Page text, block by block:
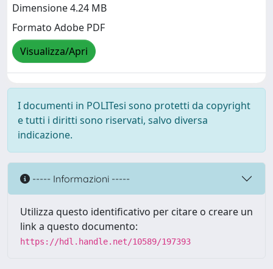
Dimensione 4.24 MB
Formato Adobe PDF
Visualizza/Apri
I documenti in POLITesi sono protetti da copyright
e tutti i diritti sono riservati, salvo diversa
indicazione.
----- Informazioni -----
Utilizza questo identificativo per citare o creare un
link a questo documento:
https://hdl.handle.net/10589/197393